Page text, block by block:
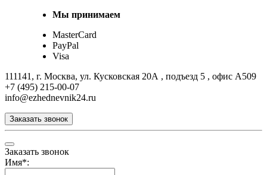
Мы принимаем
MasterCard
PayPal
Visa
111141, г. Москва, ул. Кусковская 20А , подъезд 5 , офис А509
+7 (495) 215-00-07
info@ezhednevnik24.ru
Заказать звонок
Заказать звонок
Имя*: